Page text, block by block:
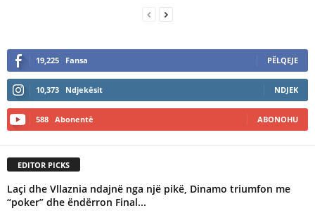
19,225 Fansa PËLQEJE
10,373 Ndjekësit NDJEK
588 Abonentë ABONOHU
EDITOR PICKS
Laçi dhe Vllaznia ndajnë nga një pikë, Dinamo triumfon me
“poker” dhe ëndërron Final...